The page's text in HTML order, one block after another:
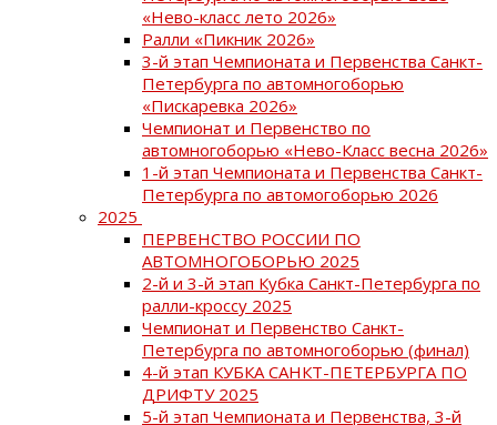
«Нево-класс лето 2026»
Ралли «Пикник 2026»
3-й этап Чемпионата и Первенства Санкт-
Петербурга по автомногоборью
«Пискаревка 2026»
Чемпионат и Первенство по
автомногоборью «Нево-Класс весна 2026»
1-й этап Чемпионата и Первенства Санкт-
Петербурга по автомогоборью 2026
2025
ПЕРВЕНСТВО РОССИИ ПО
АВТОМНОГОБОРЬЮ 2025
2-й и 3-й этап Кубка Санкт-Петербурга по
ралли-кроссу 2025
Чемпионат и Первенство Санкт-
Петербурга по автомногоборью (финал)
4-й этап КУБКА САНКТ-ПЕТЕРБУРГА ПО
ДРИФТУ 2025
5-й этап Чемпионата и Первенства, 3-й